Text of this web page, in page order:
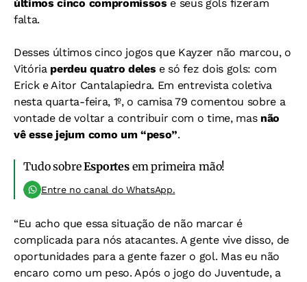
últimos cinco compromissos e seus gols fizeram
falta.
Desses últimos cinco jogos que Kayzer não marcou, o
Vitória perdeu quatro deles e só fez dois gols: com
Erick e Aitor Cantalapiedra. Em entrevista coletiva
nesta quarta-feira, 1º, o camisa 79 comentou sobre a
vontade de voltar a contribuir com o time, mas não
vê esse jejum como um “peso”.
Tudo sobreEsportesem primeira mão!
Entre no canal do WhatsApp.
“Eu acho que essa situação de não marcar é
complicada para nós atacantes. A gente vive disso, de
oportunidades para a gente fazer o gol. Mas eu não
encaro como um peso. Após o jogo do Juventude, a